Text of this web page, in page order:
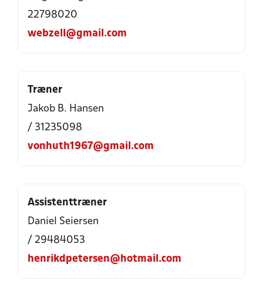
22798020
webzell@gmail.com
Træner
Jakob B. Hansen
/ 31235098
vonhuth1967@gmail.com
Assistenttræner
Daniel Seiersen
/ 29484053
henrikdpetersen@hotmail.com